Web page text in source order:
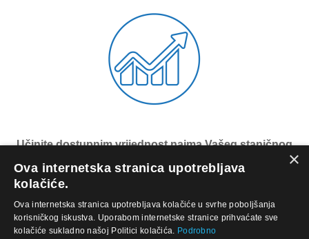
Učinite dostupnim vrijednost najma Vašeg staničnog
tornja.
×
Ova internetska stranica upotrebljava
kolačiće.
Ova internetska stranica upotrebljava kolačiće u svrhe poboljšanja
korisničkog iskustva. Uporabom internetske stranice prihvaćate sve
kolačiće sukladno našoj Politici kolačića. Podrobno